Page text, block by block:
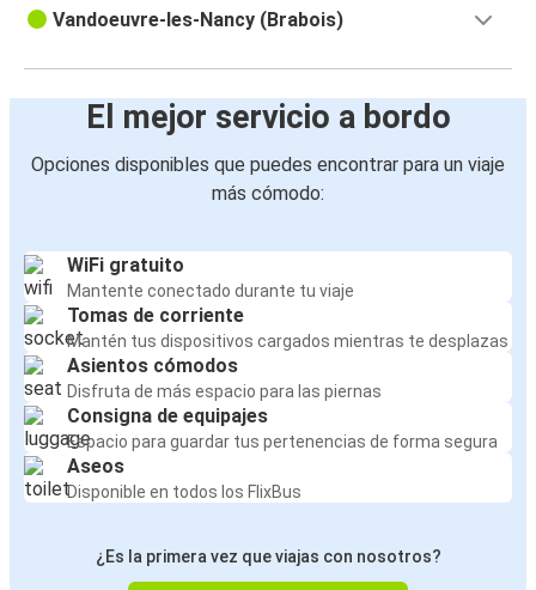
Vandoeuvre-les-Nancy (Brabois)
El mejor servicio a bordo
Opciones disponibles que puedes encontrar para un viaje
más cómodo:
WiFi gratuito
Mantente conectado durante tu viaje
Tomas de corriente
Mantén tus dispositivos cargados mientras te desplazas
Asientos cómodos
Disfruta de más espacio para las piernas
Consigna de equipajes
Espacio para guardar tus pertenencias de forma segura
Aseos
Disponible en todos los FlixBus
¿Es la primera vez que viajas con nosotros?